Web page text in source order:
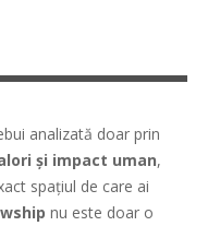
analizată doar prin
și impact uman,
spațiul de care ai
nu este doar o